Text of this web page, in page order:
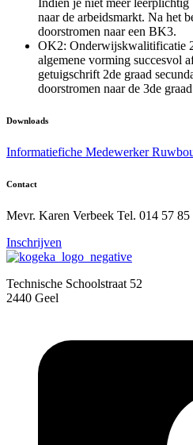
Indien je niet meer
naar de arbeidsmarkt. Na het
doorstromen naar een BK3.
OK2: Onderwijskwalitificatie
algemene vorming succesvol
getuigschrift 2de graad
doorstromen naar de 3de
Downloads
Informatiefiche Medewerker
Contact
Mevr. Karen Verbeek Tel. 014 57 85
Inschrijven
Technische Schoolstraat 52
2440 Geel